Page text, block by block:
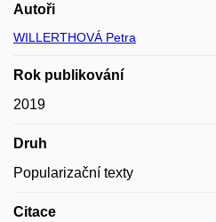
Autoři
WILLERTHOVÁ Petra
Rok publikování
2019
Druh
Popularizační texty
Citace